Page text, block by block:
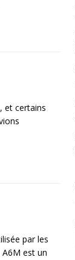
et certains
par les
est un